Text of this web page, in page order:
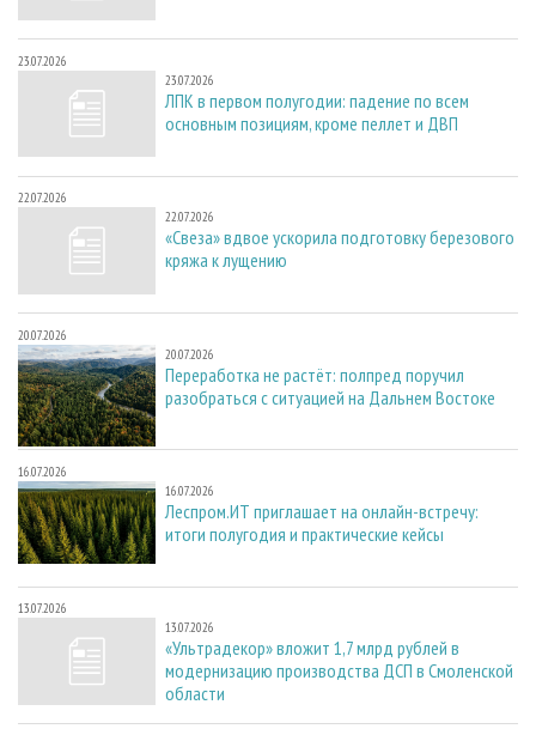
23.07.2026
23.07.2026
ЛПК в первом полугодии: падение по всем
основным позициям, кроме пеллет и ДВП
22.07.2026
22.07.2026
«Свеза» вдвое ускорила подготовку березового
кряжа к лущению
20.07.2026
20.07.2026
Переработка не растёт: полпред поручил
разобраться с ситуацией на Дальнем Востоке
16.07.2026
16.07.2026
Леспром.ИТ приглашает на онлайн-встречу:
итоги полугодия и практические кейсы
13.07.2026
13.07.2026
«Ультрадекор» вложит 1,7 млрд рублей в
модернизацию производства ДСП в Смоленской
области